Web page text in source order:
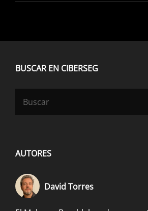
BUSCAR EN CIBERSEG
AUTORES
David Torres